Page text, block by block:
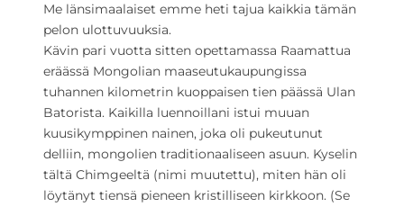
Me länsimaalaiset emme heti tajua kaikkia tämän
pelon ulottuvuuksia.
Kävin pari vuotta sitten opettamassa Raamattua
eräässä Mongolian maaseutukaupungissa
tuhannen kilometrin kuoppaisen tien päässä Ulan
Batorista. Kaikilla luennoillani istui muuan
kuusikymppinen nainen, joka oli pukeutunut
delliin, mongolien traditionaaliseen asuun. Kyselin
tältä Chimgeeltä (nimi muutettu), miten hän oli
löytänyt tiensä pieneen kristilliseen kirkkoon. (Se